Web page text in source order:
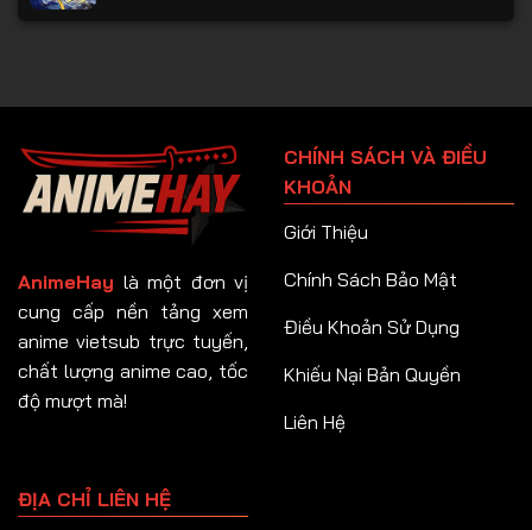
Tập 93
Tập 95
Tập 96
Tập 97
AnimeHay là một đơn vị
cung cấp nền tảng xem
anime vietsub trực tuyến,
chất lượng anime cao, tốc
độ mượt mà!
CHÍNH SÁCH VÀ ĐIỀU
KHOẢN
Giới Thiệu
Chính Sách Bảo Mật
Điều Khoản Sử Dụng
Khiếu Nại Bản Quyền
Liên Hệ
ĐỊA CHỈ LIÊN HỆ